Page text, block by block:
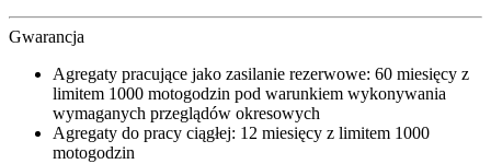
Gwarancja
Agregaty pracujące jako zasilanie rezerwowe: 60 miesięcy z
limitem 1000 motogodzin pod warunkiem wykonywania
wymaganych przeglądów okresowych
Agregaty do pracy ciągłej: 12 miesięcy z limitem 1000
motogodzin